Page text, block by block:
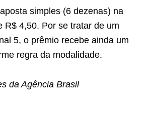
simples (6 dezenas) na
R$ 4,50. Por se tratar de um
5, o prêmio recebe ainda um
regra da modalidade.
da Agência Brasil